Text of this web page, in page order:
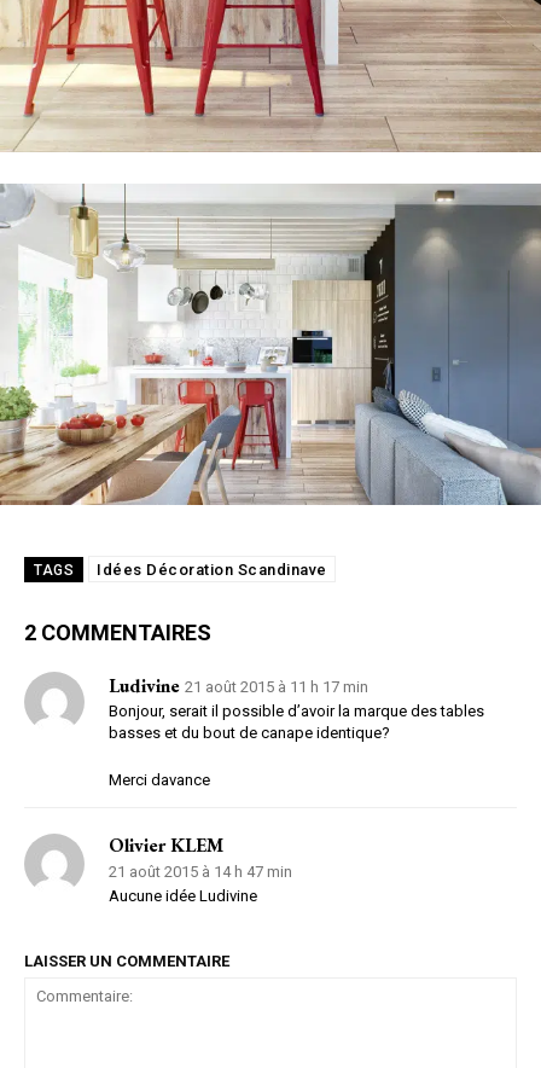
TAGS Idées Décoration Scandinave
2 COMMENTAIRES
Ludivine 21 août 2015 à 11 h 17 min
Bonjour, serait il possible d’avoir la marque des tables
basses et du bout de canape identique?
Merci davance
Olivier KLEM
21 août 2015 à 14 h 47 min
Aucune idée Ludivine
LAISSER UN COMMENTAIRE